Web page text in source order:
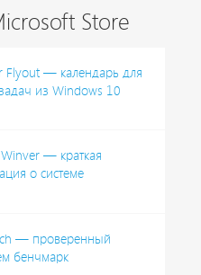
Store
Flyout — календарь для
из Windows 10
— краткая
о системе
— проверенный
бенчмарк